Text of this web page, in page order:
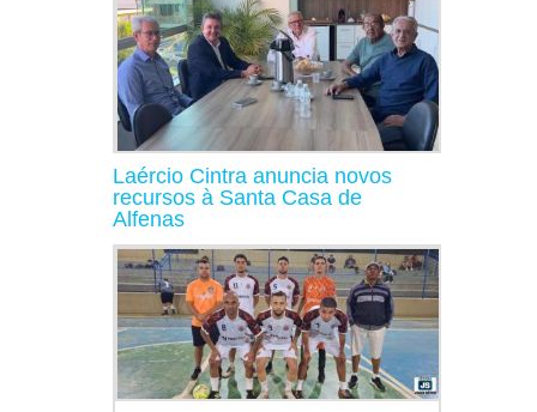
Laércio Cintra anuncia novos
recursos à Santa Casa de
Alfenas